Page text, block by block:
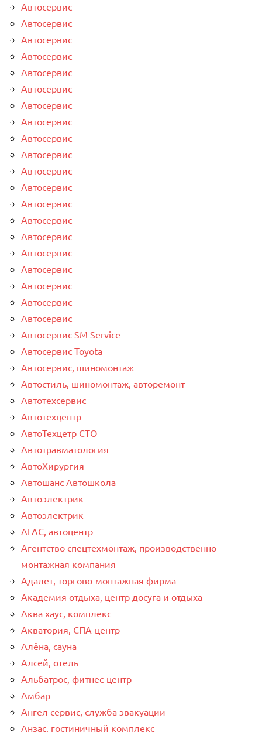
Автосервис
Автосервис
Автосервис
Автосервис
Автосервис
Автосервис
Автосервис
Автосервис
Автосервис
Автосервис
Автосервис
Автосервис
Автосервис
Автосервис
Автосервис
Автосервис
Автосервис
Автосервис
Автосервис
Автосервис
Автосервис SM Service
Автосервис Toyota
Автосервис, шиномонтаж
Автостиль, шиномонтаж, авторемонт
Автотехсервис
Автотехцентр
АвтоТехцетр СТО
Автотравматология
АвтоХирургия
Автошанс Автошкола
Автоэлектрик
Автоэлектрик
АГАС, автоцентр
Агентство спецтехмонтаж, производственно-
монтажная компания
Адалет, торгово-монтажная фирма
Академия отдыха, центр досуга и отдыха
Аква хаус, комплекс
Акватория, СПА-центр
Алёна, сауна
Алсей, отель
Альбатрос, фитнес-центр
Амбар
Ангел сервис, служба эвакуации
Анзас, гостиничный комплекс